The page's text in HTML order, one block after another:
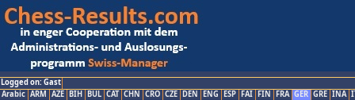
Logged on: Gast
Arabic ARM AZE BIH BUL CAT CHN CRO CZE DEN ENG ESP FAI FIN FRA GER GRE INA